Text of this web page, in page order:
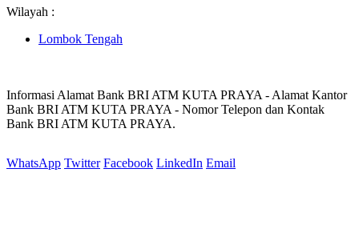
Wilayah :
Lombok Tengah
Informasi Alamat Bank BRI ATM KUTA PRAYA - Alamat Kantor
Bank BRI ATM KUTA PRAYA - Nomor Telepon dan Kontak
Bank BRI ATM KUTA PRAYA.
WhatsApp Twitter Facebook LinkedIn Email